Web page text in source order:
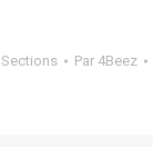
Sections Par 4Beez